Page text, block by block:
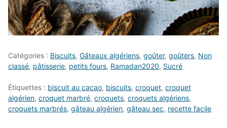
Catégories : Biscuits, Gâteaux algériens, goûter, goûters, Non
classé, pâtisserie, petits fours, Ramadan2020, Sucré
Étiquettes : biscuit au cacao, biscuits, croquet, croquet
algérien, croquet marbré, croquets, croquets algériens,
croquets marbrés, gâteau algérien, gâteau sec, recette facile